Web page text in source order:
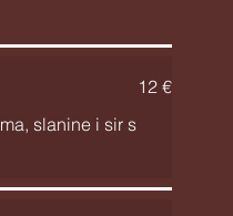
slanine i sir s
12 €